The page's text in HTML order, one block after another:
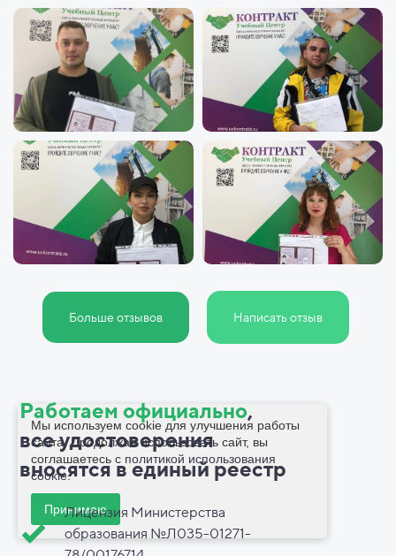
Больше отзывов Написать отзыв
Работаем официально,
всеудостоверения
вносятся вединый реестр
Лицензия Министерства
образования №Л035-01271-
Мы используем cookie для улучшения работы
сайта. Продолжая использовать сайт, вы
соглашаетесь с политикой использования
cookie.
Принимаю